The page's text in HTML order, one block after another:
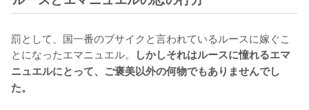
罰として、国一番のブサイクと言われているルースに嫁ぐこ
とになったエマニュエル。
しかしそれはルースに憧れるエマ
ニュエルにとって、ご褒美以外の何物でもありませんでし
た。